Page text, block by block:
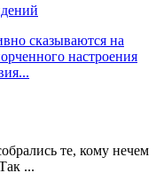
сказываются на
настроения
те, кому нечем
...